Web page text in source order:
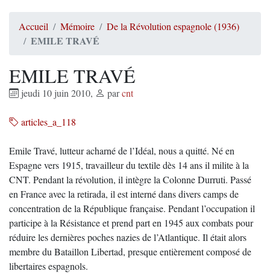
Accueil Mémoire De la Révolution espagnole (1936)
EMILE TRAVÉ
EMILE TRAVÉ
jeudi 10 juin 2010, parcnt
articles_a_118
Emile Travé, lutteur acharné de l’Idéal, nous a quitté. Né en
Espagne vers 1915, travailleur du textile dès 14 ans il milite à la
CNT. Pendant la révolution, il intègre la Colonne Durruti. Passé
en France avec la retirada, il est interné dans divers camps de
concentration de la République française. Pendant l’occupation il
participe à la Résistance et prend part en 1945 aux combats pour
réduire les dernières poches nazies de l’Atlantique. Il était alors
membre du Bataillon Libertad, presque entièrement composé de
libertaires espagnols.